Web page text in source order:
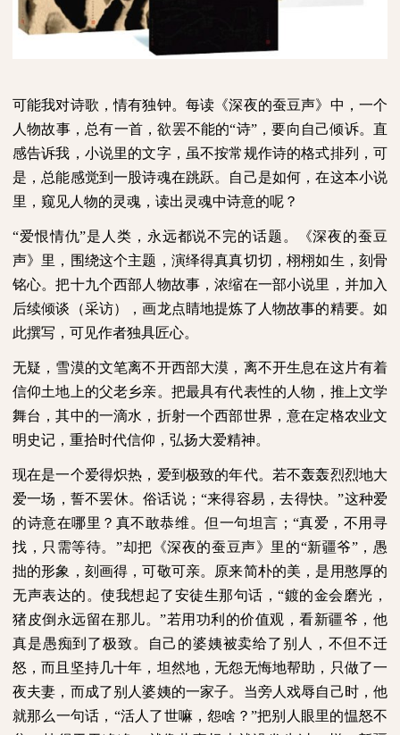
可能我对诗歌，情有独钟。每读《深夜的蚕豆声》中，一个
人物故事，总有一首，欲罢不能的“诗”，要向自己倾诉。直
感告诉我，小说里的文字，虽不按常规作诗的格式排列，可
是，总能感觉到一股诗魂在跳跃。自己是如何，在这本小说
里，窥见人物的灵魂，读出灵魂中诗意的呢？
“爱恨情仇”是人类，永远都说不完的话题。《深夜的蚕豆
声》里，围绕这个主题，演绎得真真切切，栩栩如生，刻骨
铭心。把十九个西部人物故事，浓缩在一部小说里，并加入
后续倾谈（采访），画龙点睛地提炼了人物故事的精要。如
此撰写，可见作者独具匠心。
无疑，雪漠的文笔离不开西部大漠，离不开生息在这片有着
信仰土地上的父老乡亲。把最具有代表性的人物，推上文学
舞台，其中的一滴水，折射一个西部世界，意在定格农业文
明史记，重拾时代信仰，弘扬大爱精神。
现在是一个爱得炽热，爱到极致的年代。若不轰轰烈烈地大
爱一场，誓不罢休。俗话说；“来得容易，去得快。”这种爱
的诗意在哪里？真不敢恭维。但一句坦言；“真爱，不用寻
找，只需等待。”却把《深夜的蚕豆声》里的“新疆爷”，愚
拙的形象，刻画得，可敬可亲。原来简朴的美，是用憨厚的
无声表达的。使我想起了安徒生那句话，“鍍的金会磨光，
猪皮倒永远留在那儿。”若用功利的价值观，看新疆爷，他
真是愚痴到了极致。自己的婆姨被卖给了别人，不但不迁
怒，而且坚持几十年，坦然地，无怨无悔地帮助，只做了一
夜夫妻，而成了别人婆姨的一家子。当旁人戏辱自己时，他
就那么一句话，“活人了世嘛，怨啥？”把别人眼里的愠怒不